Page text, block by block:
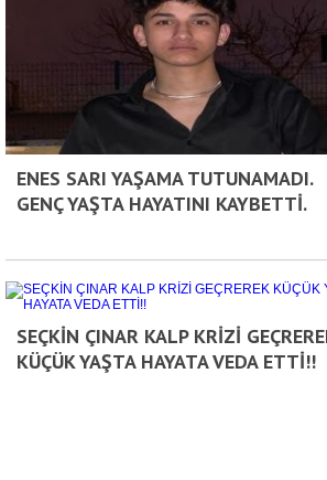
ENES SARI YAŞAMA TUTUNAMADI.
GENÇ YAŞTA HAYATINI KAYBETTİ.
SEÇKİN ÇINAR KALP KRİZİ
KÜÇÜK YAŞTA HAYATA VEDA ETTİ!!